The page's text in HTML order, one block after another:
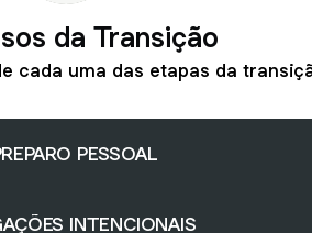
da Transição
cada uma das etapas da
PESSOAL
INTENCIONAIS